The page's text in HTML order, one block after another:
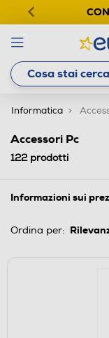
Informatica
Accessori Pc
122prodotti
Informazioni sui
Ordina per: